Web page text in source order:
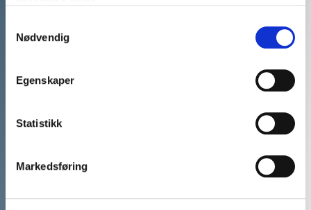
Nødvendig
Egenskaper
Statistikk
Markedsføring
Vi har mer enn 20 års
erfaring med å matche våre
kunders arrangementer med
de perfekte
Ring: 911 16 989
Vi er klare til å hjelpe